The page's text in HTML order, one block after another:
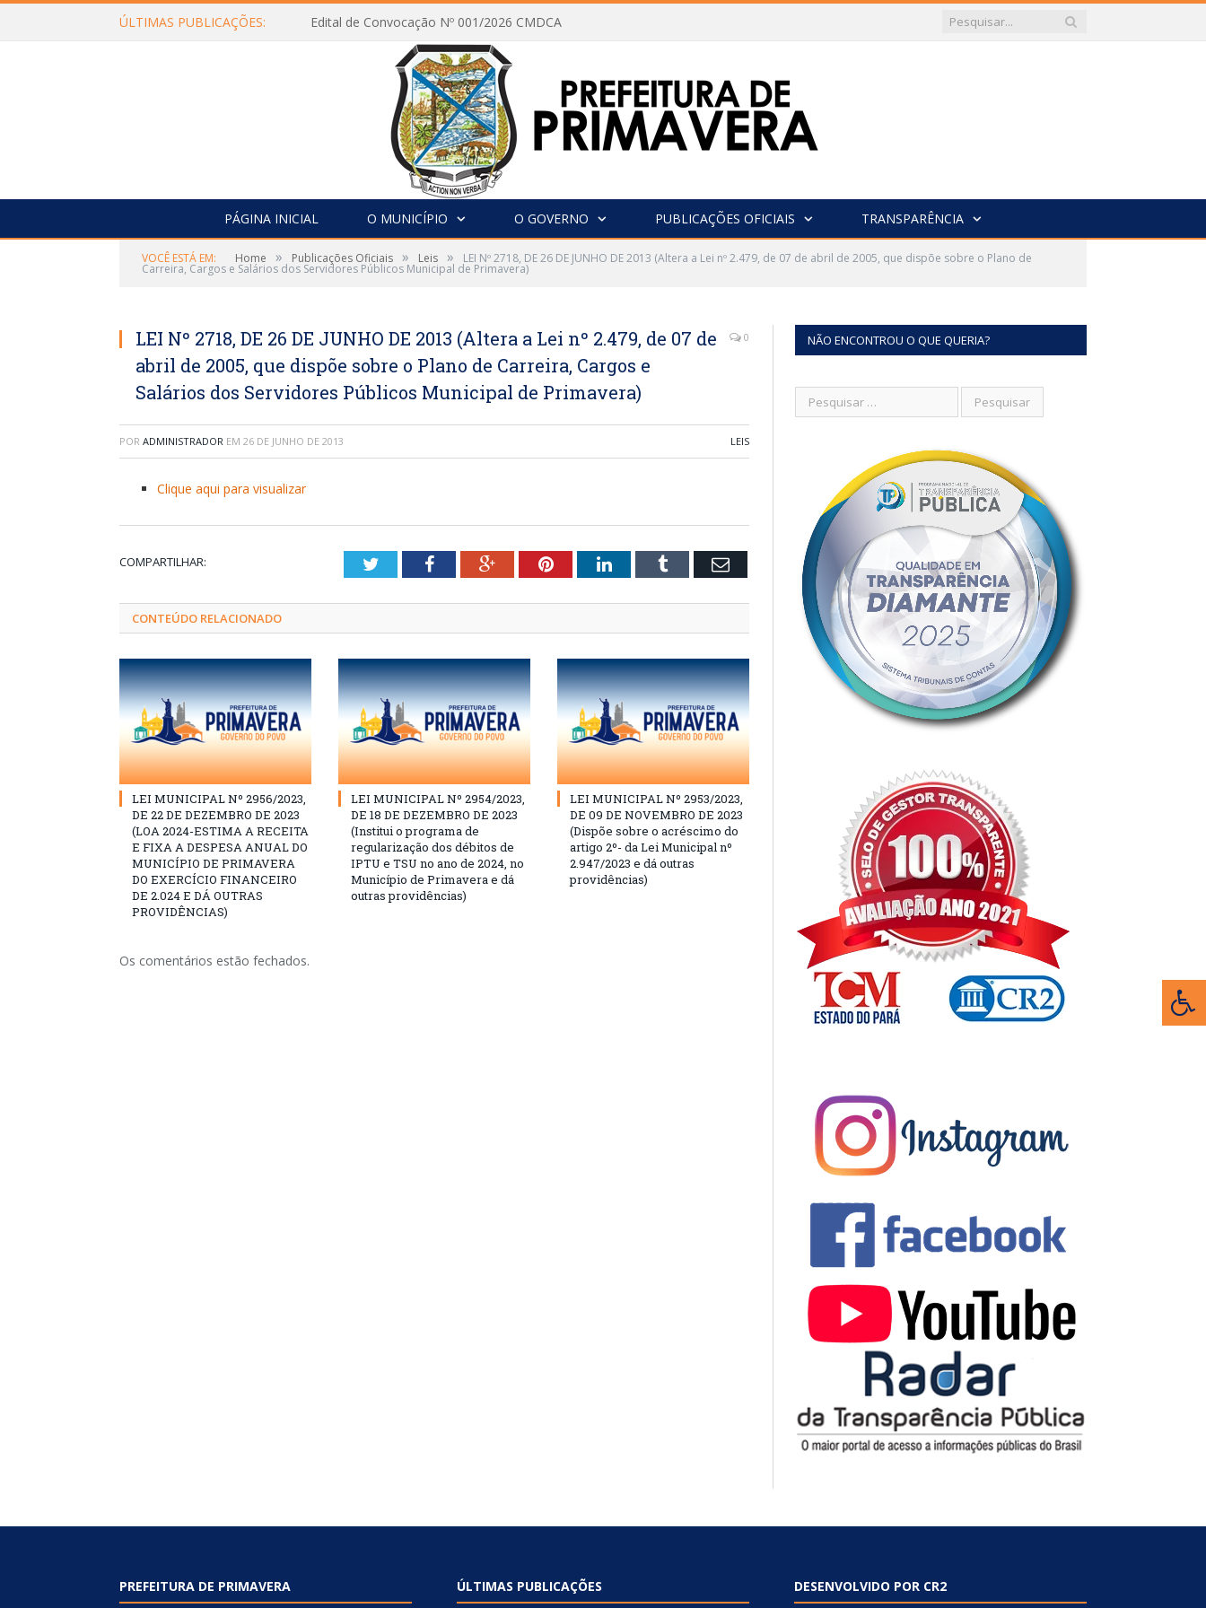
ÚLTIMAS PUBLICAÇÕES: Edital de Convocação Nº 001/2026 CMDCA
PÁGINA INICIAL O MUNICÍPIO O GOVERNO PUBLICAÇÕES OFICIAIS TRANSPARÊNCIA
VOCÊ ESTÁ EM: Home » Publicações Oficiais » Leis » LEI Nº 2718, DE 26 DE JUNHO DE 2013 (Altera a Lei nº 2.479, de 07 de abril de 2005, que dispõe sobre o Plano de
Carreira, Cargos e Salários dos Servidores Públicos Municipal de Primavera)
LEI Nº 2718, DE 26 DE JUNHO DE 2013 (Altera a Lei nº 2.479, de 07 de
abril de 2005, que dispõe sobre o Plano de Carreira, Cargos e
Salários dos Servidores Públicos Municipal de Primavera)
0
POR ADMINISTRADOR EM 26 DE JUNHO DE 2013 LEIS
Clique aqui para visualizar
COMPARTILHAR: TwitterFacebookGoogle+PinterestLinkedInTumblr Email
CONTEÚDO RELACIONADO
LEI MUNICIPAL Nº 2956/2023,
DE 22 DE DEZEMBRO DE 2023
(LOA 2024-ESTIMA A RECEITA
E FIXA A DESPESA ANUAL DO
MUNICÍPIO DE PRIMAVERA
DO EXERCÍCIO FINANCEIRO
DE 2.024 E DÁ OUTRAS
PROVIDÊNCIAS)
LEI MUNICIPAL Nº 2954/2023,
DE 18 DE DEZEMBRO DE 2023
(Institui o programa de
regularização dos débitos de
IPTU e TSU no ano de 2024, no
Município de Primavera e dá
outras providências)
LEI MUNICIPAL Nº 2953/2023,
DE 09 DE NOVEMBRO DE 2023
(Dispõe sobre o acréscimo do
artigo 2º- da Lei Municipal nº
2.947/2023 e dá outras
providências)
Os comentários estão fechados.
NÃO ENCONTROU O QUE QUERIA?
PREFEITURA DE PRIMAVERA ÚLTIMAS PUBLICAÇÕES DESENVOLVIDO POR CR2